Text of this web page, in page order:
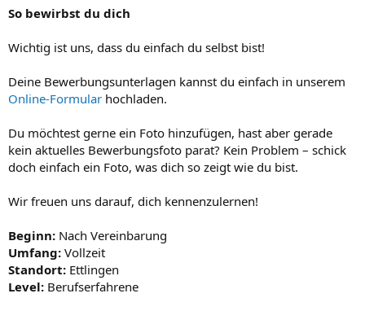
So bewirbst du dich
Wichtig ist uns, dass du einfach du selbst bist!
Deine Bewerbungsunterlagen kannst du einfach in unserem
Online-Formular hochladen.
Du möchtest gerne ein Foto hinzufügen, hast aber gerade
kein aktuelles Bewerbungsfoto parat? Kein Problem – schick
doch einfach ein Foto, was dich so zeigt wie du bist.
Wir freuen uns darauf, dich kennenzulernen!
Beginn: Nach Vereinbarung
Umfang: Vollzeit
Standort: Ettlingen
Level: Berufserfahrene